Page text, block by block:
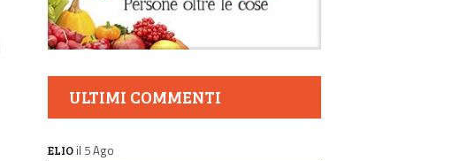
ULTIMI COMMENTI
ELIO il 5 Ago